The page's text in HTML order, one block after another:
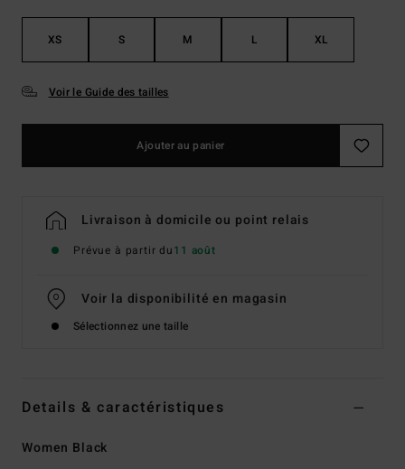
XS S M L XL
Voir le Guide des tailles
Ajouter au panier
Livraison à domicile ou point relais
Prévue à partir du11 août
Voir la disponibilité en magasin
Sélectionnez une taille
Details & caractéristiques
Women Black